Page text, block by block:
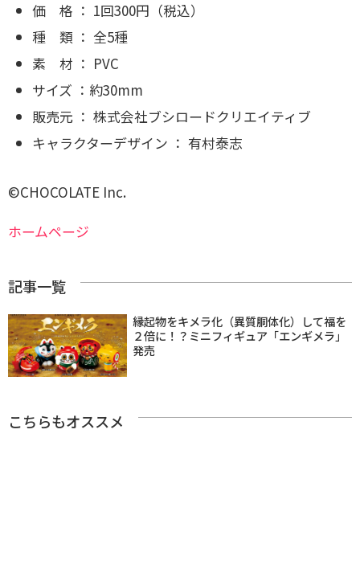
価 格 ： 1回300円（税込）
種 類 ： 全5種
素 材 ： PVC
サイズ ：約30mm
販売元 ： 株式会社ブシロードクリエイティブ
キャラクターデザイン ： 有村泰志
©︎CHOCOLATE Inc.
ホームページ
記事一覧
縁起物をキメラ化（異質胴体化）して福を
２倍に！？ミニフィギュア「エンギメラ」
発売
こちらもオススメ